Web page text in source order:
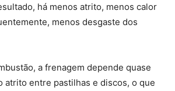
há menos atrito, menos calor
menos desgaste dos
a frenagem depende quase
atrito entre pastilhas e discos, o que